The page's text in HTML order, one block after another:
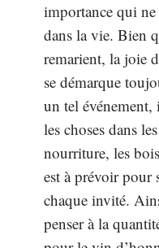
importance qui
dans la vie. Bien
remarient, la joie
se démarque
un tel
les choses dans
nourriture, les
est à prévoir pour
chaque invité.
penser à la